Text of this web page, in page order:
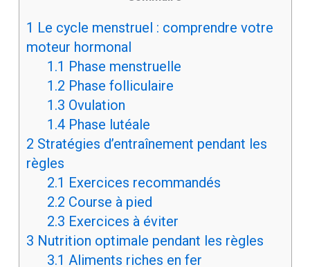
1 Le cycle menstruel : comprendre votre
moteur hormonal
1.1 Phase menstruelle
1.2 Phase folliculaire
1.3 Ovulation
1.4Phase lutéale
2 Stratégies d’entraînement pendant les
règles
2.1 Exercices recommandés
2.2 Course à pied
2.3 Exercices à éviter
3 Nutrition optimale pendant les règles
3.1 Aliments riches en fer